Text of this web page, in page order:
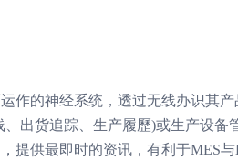
作的神经系统，透过无线办识其产
出货追踪、生产履歷)或生产设备
提供最即时的资讯，有利于MES与